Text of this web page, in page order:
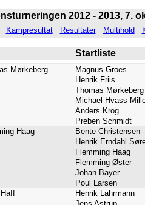
2012 - 2013, 7.
Kampresultat Resultater Multihold
Startliste
Mørkeberg Magnus Groes
Henrik Friis
Thomas Mørkeberg
Michael Hvass
Anders Krog
Preben Schmidt
Haag Bente Christensen
Henrik Erndahl
Flemming Haag
Flemming Øster
Johan Bayer
Poul Larsen
Henrik Lahrmann